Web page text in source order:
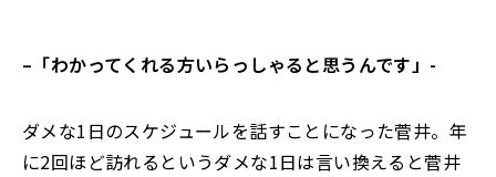
– 「わかってくれる方いらっしゃると思うんです」-
ダメな1日のスケジュールを話すことになった菅井。年
に2回ほど訪れるというダメな1日は言い換えると菅井